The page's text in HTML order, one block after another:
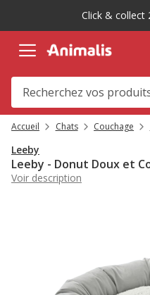
message,
Click & collect
Accueil Chats Couchage
Leeby
Leeby - Donut Doux et
Voir description